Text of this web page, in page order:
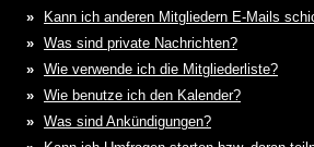
»
Kann ich anderen Mitgliedern E-Mails
» Was sind private Nachrichten?
» Wie verwende ich die Mitgliederliste?
» Wie benutze ich den Kalender?
» Was sind Ankündigungen?